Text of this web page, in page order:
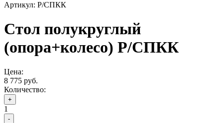
Артикул: Р/СПКК
Стол полукруглый
(опора+колесо) Р/СПКК
Цена:
8 775 руб.
Количество:
+
1
-